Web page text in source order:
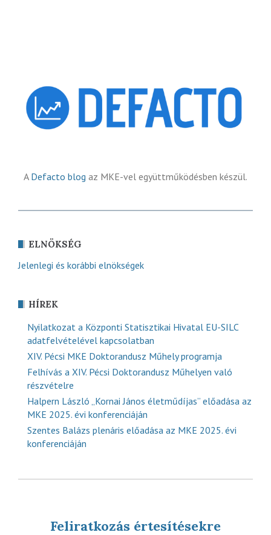
A Defacto blog az MKE-vel együttműködésben készül.
ELNÖKSÉG
Jelenlegi és korábbi elnökségek
HÍREK
Nyilatkozat a Központi Statisztikai Hivatal EU-SILC
adatfelvételével kapcsolatban
XIV. Pécsi MKE Doktorandusz Műhely programja
Felhívás a XIV. Pécsi Doktorandusz Műhelyen való
részvételre
Halpern László „Kornai János életműdíjas” előadása az
MKE 2025. évi konferenciáján
Szentes Balázs plenáris előadása az MKE 2025. évi
konferenciáján
Feliratkozás értesítésekre